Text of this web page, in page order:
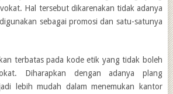
Hal tersebut dikarenakan tidak adanya
sebagai promosi dan satu-satunya
terbatas pada kode etik yang tidak boleh
Diharapkan dengan adanya plang
lebih mudah dalam menemukan kantor